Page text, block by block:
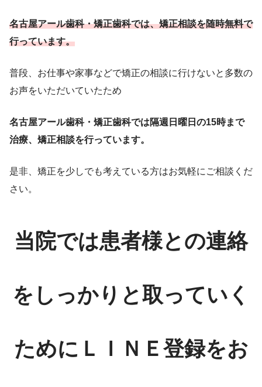
名古屋アール歯科・矯正歯科では、矯正相談を随時無料で
行っています。
普段、お仕事や家事などで矯正の相談に行けないと多数の
お声をいただいていたため
名古屋アール歯科・矯正歯科では隔週日曜日の15時まで
治療、矯正相談を行っています。
是非、矯正を少しでも考えている方はお気軽にご相談くだ
さい。
当院では患者様との連絡
をしっかりと取っていく
ためにＬＩＮＥ登録をお